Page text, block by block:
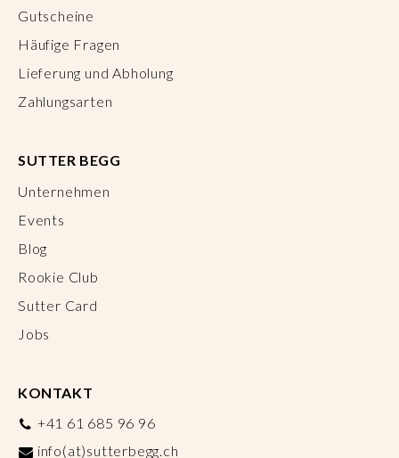
Gutscheine
Häufige Fragen
Lieferung und Abholung
Zahlungsarten
SUTTER BEGG
Unternehmen
Events
Blog
Rookie Club
Sutter Card
Jobs
KONTAKT
+41 61 685 96 96
info(at)sutterbegg.ch